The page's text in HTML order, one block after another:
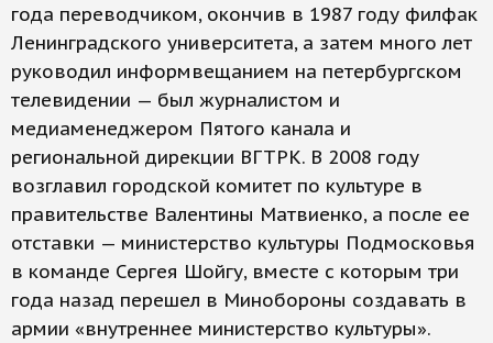
года переводчиком, окончив в 1987 году филфак
Ленинградского университета, а затем много лет
руководил информвещанием на петербургском
телевидении — был журналистом и
медиаменеджером Пятого канала и
региональной дирекции ВГТРК. В 2008 году
возглавил городской комитет по культуре в
правительстве Валентины Матвиенко, а после ее
отставки — министерство культуры Подмосковья
в команде Сергея Шойгу, вместе с которым три
года назад перешел в Минобороны создавать в
армии «внутреннее министерство культуры».